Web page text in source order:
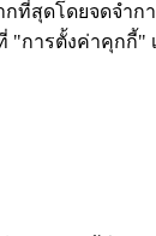
กที่สุดโดยจดจำ
"การตั้งค่าคุกกี้"